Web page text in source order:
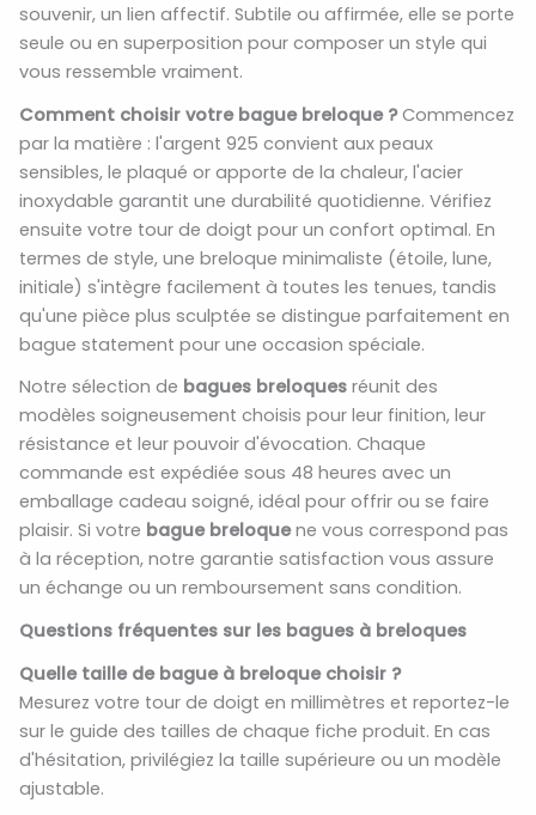
souvenir, un lien affectif. Subtile ou affirmée, elle se porte
seule ou en superposition pour composer un style qui
vous ressemble vraiment.
Comment choisir votre bague breloque ?Commencez
par la matière : l'argent 925 convient aux peaux
sensibles, le plaqué or apporte de la chaleur, l'acier
inoxydable garantit une durabilité quotidienne. Vérifiez
ensuite votre tour de doigt pour un confort optimal. En
termes de style, une breloque minimaliste (étoile, lune,
initiale) s'intègre facilement à toutes les tenues, tandis
qu'une pièce plus sculptée se distingue parfaitement en
bague statement pour une occasion spéciale.
Notre sélection de bagues breloques réunit des
modèles soigneusement choisis pour leur finition, leur
résistance et leur pouvoir d'évocation. Chaque
commande est expédiée sous 48 heures avec un
emballage cadeau soigné, idéal pour offrir ou se faire
plaisir. Si votre bague breloquene vous correspond pas
à la réception, notre garantie satisfaction vous assure
un échange ou un remboursement sans condition.
Questions fréquentes sur les bagues à breloques
Quelle taille de bague à breloque choisir ?
Mesurez votre tour de doigt en millimètres et reportez-le
sur le guide des tailles de chaque fiche produit. En cas
d'hésitation, privilégiez la taille supérieure ou un modèle
ajustable.